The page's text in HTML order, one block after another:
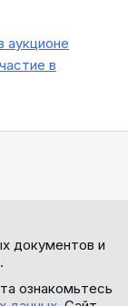
аукционе
в
документов и
ознакомьтесь